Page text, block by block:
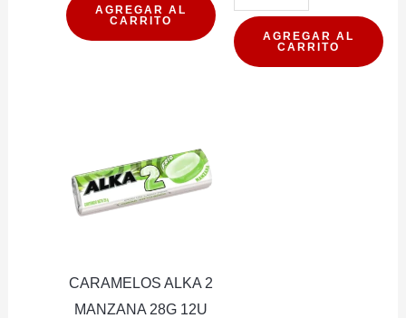
CEREAL
PROTEIN
15G
16U
AGREGAR AL
CARRITO
CEREAL
AGREGAR AL
CARRITO
CARAMELOS ALKA 2
MANZANA 28G 12U